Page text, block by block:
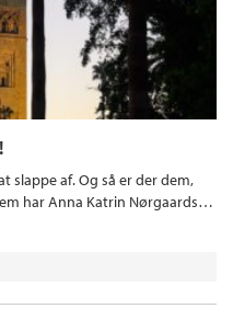
slappe af. Og så er der dem,
har Anna Katrin Nørgaards…